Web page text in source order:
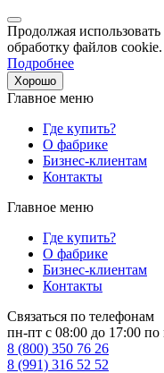
Продолжая
обработку файлов cookie.
Подробнее
Хорошо
Главное меню
Где купить?
О фабрике
Бизнес-клиентам
Контакты
Главное меню
Где купить?
О фабрике
Бизнес-клиентам
Контакты
Связаться по телефонам
пн-пт с 08:00 до 17:00 по
8 (800) 350 76 26
8 (991) 316 52 52